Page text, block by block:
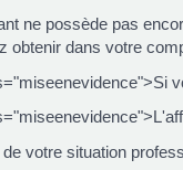
ne possède pas
obtenir dans votre
de votre situation